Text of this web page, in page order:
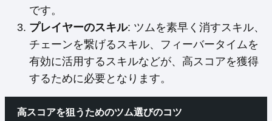
です。
プレイヤーのスキル: ツムを素早く消すスキル、
チェーンを繋げるスキル、フィーバータイムを
有効に活用するスキルなどが、高スコアを獲得
するために必要となります。
高スコアを狙うためのツム選びのコツ